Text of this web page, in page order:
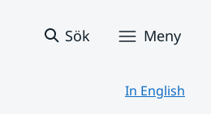
Sök Meny
In English